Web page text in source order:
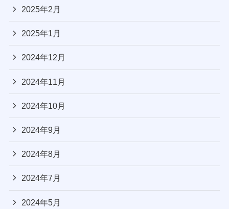
2025年2月
2025年1月
2024年12月
2024年11月
2024年10月
2024年9月
2024年8月
2024年7月
2024年5月